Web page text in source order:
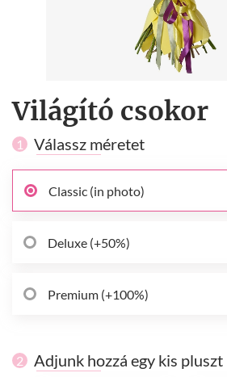
Világító csokor
1 Válassz méretet
Classic (in photo)
Deluxe (+50%)
Premium (+100%)
2 Adjunk hozzá egy kis pluszt